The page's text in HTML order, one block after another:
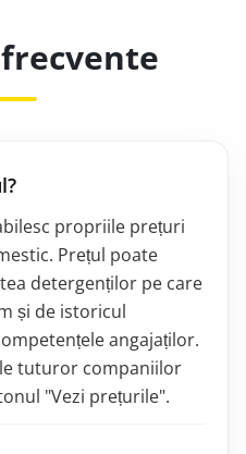
propriile prețuri
Prețul poate
detergenților pe care
și de istoricul
angajaților.
tuturor companiilor
"Vezi prețurile".